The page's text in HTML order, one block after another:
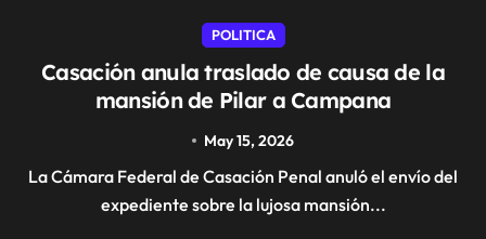
POLITICA
Casación anula traslado de causa de la
mansión de Pilar a Campana
May 15, 2026
La Cámara Federal de Casación Penal anuló el envío del
expediente sobre la lujosa mansión...